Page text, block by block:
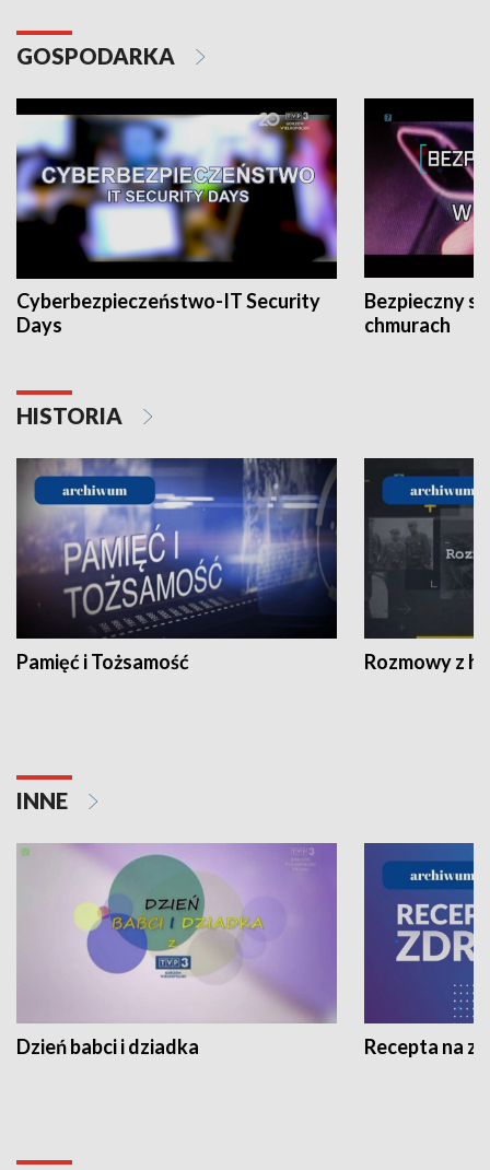
GOSPODARKA
Cyberbezpieczeństwo-IT Security
Days
Bezpieczny
chmurach
HISTORIA
Pamięć i Tożsamość Rozmowy z
INNE
Dzień babci i dziadka Recepta na